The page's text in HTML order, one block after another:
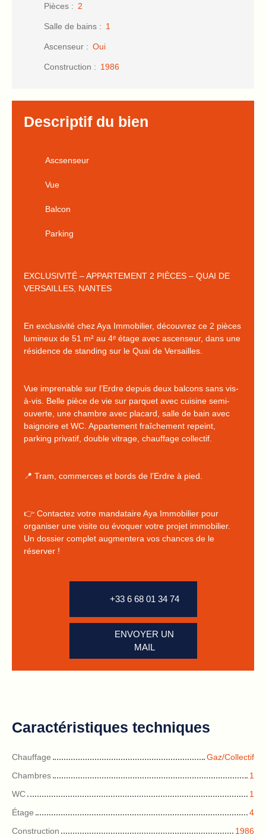
Pièces : 2
Salle de bains : 1
Ascenseur : Oui
Construction : 1986
Descriptif du bien
Ascsenseur
Vue
Balcon
Parking
EXCLUSIVITÉ – APPARTEMENT 2 PIÈCES – QUAI DE
VERSAILLES, NANTES
En exclusivité chez Aya Immobilier, découvrez ce 2 pièces
lumineux de 51 m² au 4ᵉ étage avec ascenseur, dans une
résidence de standing sur le Quai de Versailles.
Vue imprenable sur l’Erdre depuis deux balcons sans vis-
à-vis. Belle pièce de vie sur parquet avec cuisine semi-
ouverte, une chambre avec placard, salle de bain avec
baignoire et WC. Appartement fraîchement repeint,
parking privatif, double vitrage, chauffage collectif.
📍 Tram, commerces et bords de l’Erdre à pied.
👉 Contactez votre mandataire Aya Immobilier pour
organiser une visite ou évoquer votre projet immobilier.
Un dossier complet augmentera vos chances de le
réserver !
+33 6 68 01 34 74
ENVOYER UN
MAIL
Caractéristiques techniques
Chauffage
Gaz/Collectif
Chambres
1
WC
1
Étage
4
Construction
1986